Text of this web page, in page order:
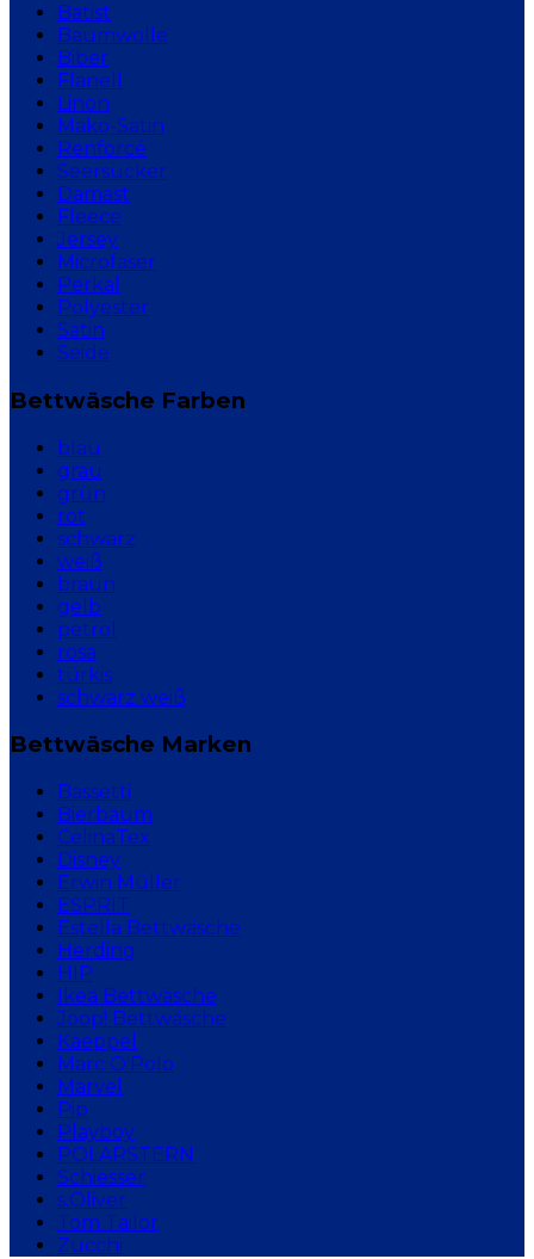
Batist
Baumwolle
Biber
Flanell
Linon
Mako-Satin
Renforcé
Seersucker
Damast
Fleece
Jersey
Microfaser
Perkal
Polyester
Satin
Seide
Bettwäsche Farben
blau
grau
grün
rot
schwarz
weiß
braun
gelb
petrol
rosa
türkis
schwarz weiß
Bettwäsche Marken
Bassetti
Bierbaum
CelinaTex
Disney
Erwin Müller
ESPRIT
Estella Bettwäsche
Herding
HIP
Ikea Bettwäsche
Joop! Bettwäsche
Kaeppel
Marc O'Polo
Marvel
Pip
Playboy
POLARSTERN
Schiesser
s.Oliver
Tom Tailor
Zucchi